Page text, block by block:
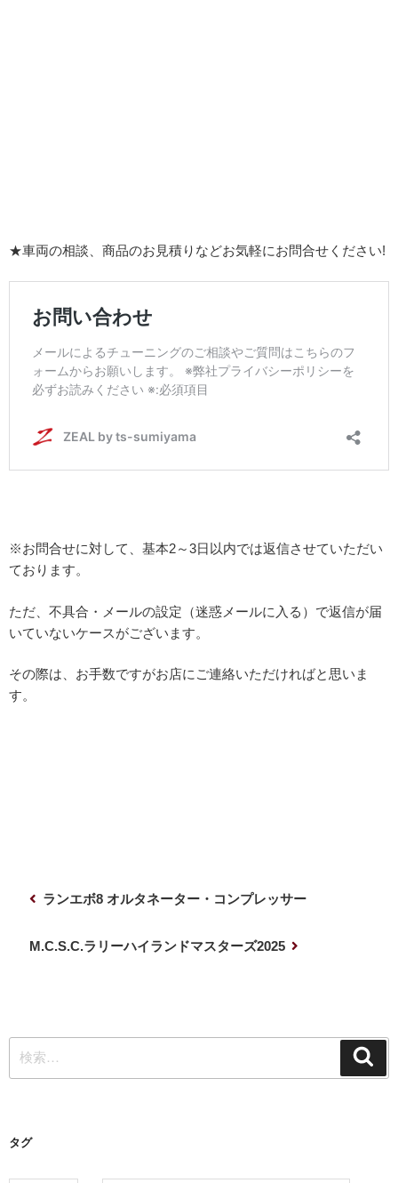
★車両の相談、商品のお見積りなどお気軽にお問合せください!
※お問合せに対して、基本2～3日以内では返信させていただい
ております。
ただ、不具合・メールの設定（迷惑メールに入る）で返信が届
いていないケースがございます。
その際は、お手数ですがお店にご連絡いただければと思いま
す。
シ
ョ
ランエボ8 オルタネーター・コンプレッサー
M.C.S.C.ラリーハイランドマスターズ2025
索:
タグ